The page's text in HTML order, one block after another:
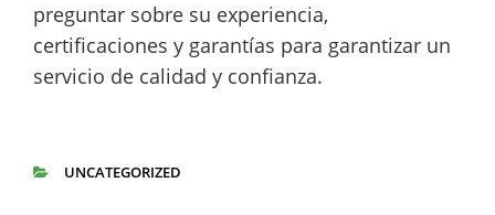
preguntar sobre su experiencia,
certificaciones y garantías para garantizar un
servicio de calidad y confianza.
UNCATEGORIZED